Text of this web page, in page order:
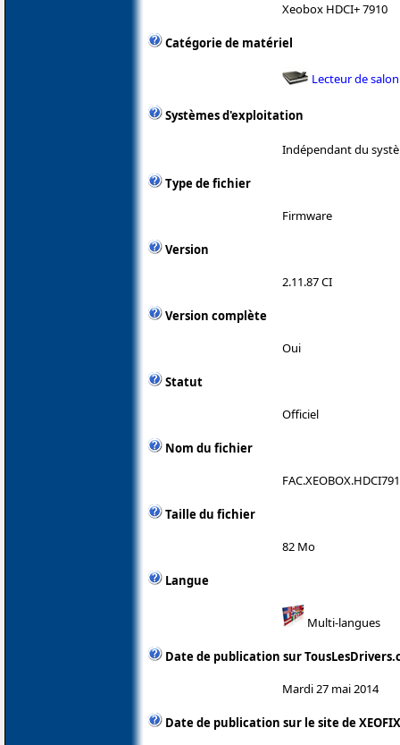
Xeobox HDCI+ 7910
Catégorie de matériel
Lecteur de salon
Systèmes d'exploitation
Indépendant du
Type de fichier
Firmware
Version
2.11.87 CI
Version complète
Oui
Statut
Officiel
Nom du fichier
Taille du fichier
82 Mo
Langue
Multi-langues
Date de publication sur
Mardi 27 mai 2014
Date de publication sur le site de XEOFIX